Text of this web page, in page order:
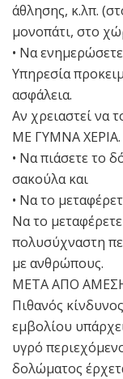
άθλησης, κ.λπ.
μονοπάτι, στο
• Να
Υπηρεσία
ασφάλεια.
Αν χρειαστεί να
ΜΕ ΓΥΜΝΑ ΧΕΡΙΑ.
• Να πιάσετε το
σακούλα και
• Να το
Να το
πολυσύχναστη
με ανθρώπους.
ΜΕΤΑ ΑΠΟ
Πιθανός
εμβολίου
υγρό
δολώματος